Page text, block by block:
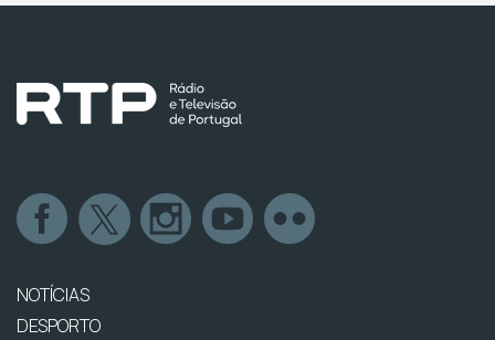
NOTÍCIAS
DESPORTO